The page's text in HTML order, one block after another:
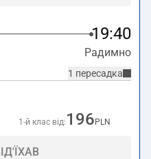
19:40
Радимно
1 пересадка
1-й клас від: 196 PLN